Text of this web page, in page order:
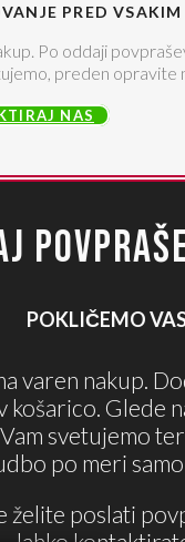
PRED
Po oddaji
preden opravite
NAS
POKLIČEMO
varen nakup.
Glede
svetujemo
po meri samo
želite poslati